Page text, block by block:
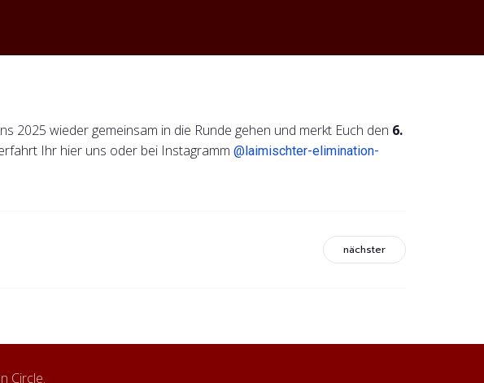
2025 wieder gemeinsam in die Runde gehen und merkt Euch den 6.
Ihr hier uns oder bei Instagramm @laimischter-elimination-
nächster
Circle.